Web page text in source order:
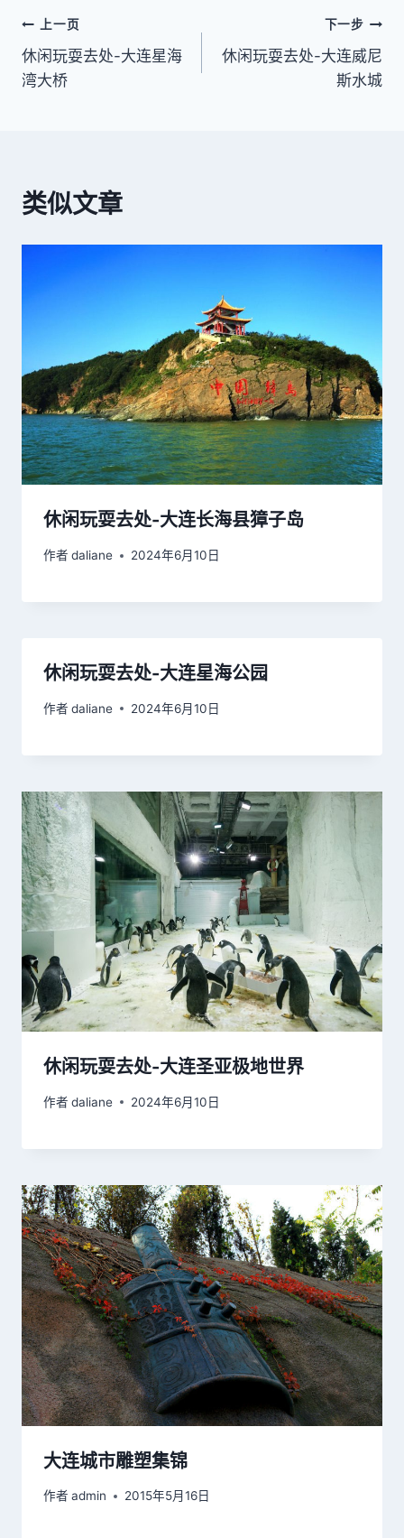
文
章
上一页
休闲玩耍去处-大连星海
湾大桥
下一步
休闲玩耍去处-大连威尼
斯水城
类似文章
休闲玩耍去处-大连长海县獐子岛
作者 daliane 2024年6月10日
休闲玩耍去处-大连星海公园
作者 daliane 2024年6月10日
休闲玩耍去处-大连圣亚极地世界
作者 daliane 2024年6月10日
大连城市雕塑集锦
作者 admin 2015年5月16日